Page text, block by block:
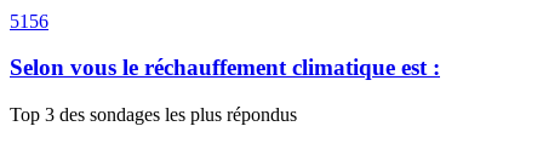
5156
Selon vous le réchauffement climatique est :
Top 3 des sondages les plus répondus